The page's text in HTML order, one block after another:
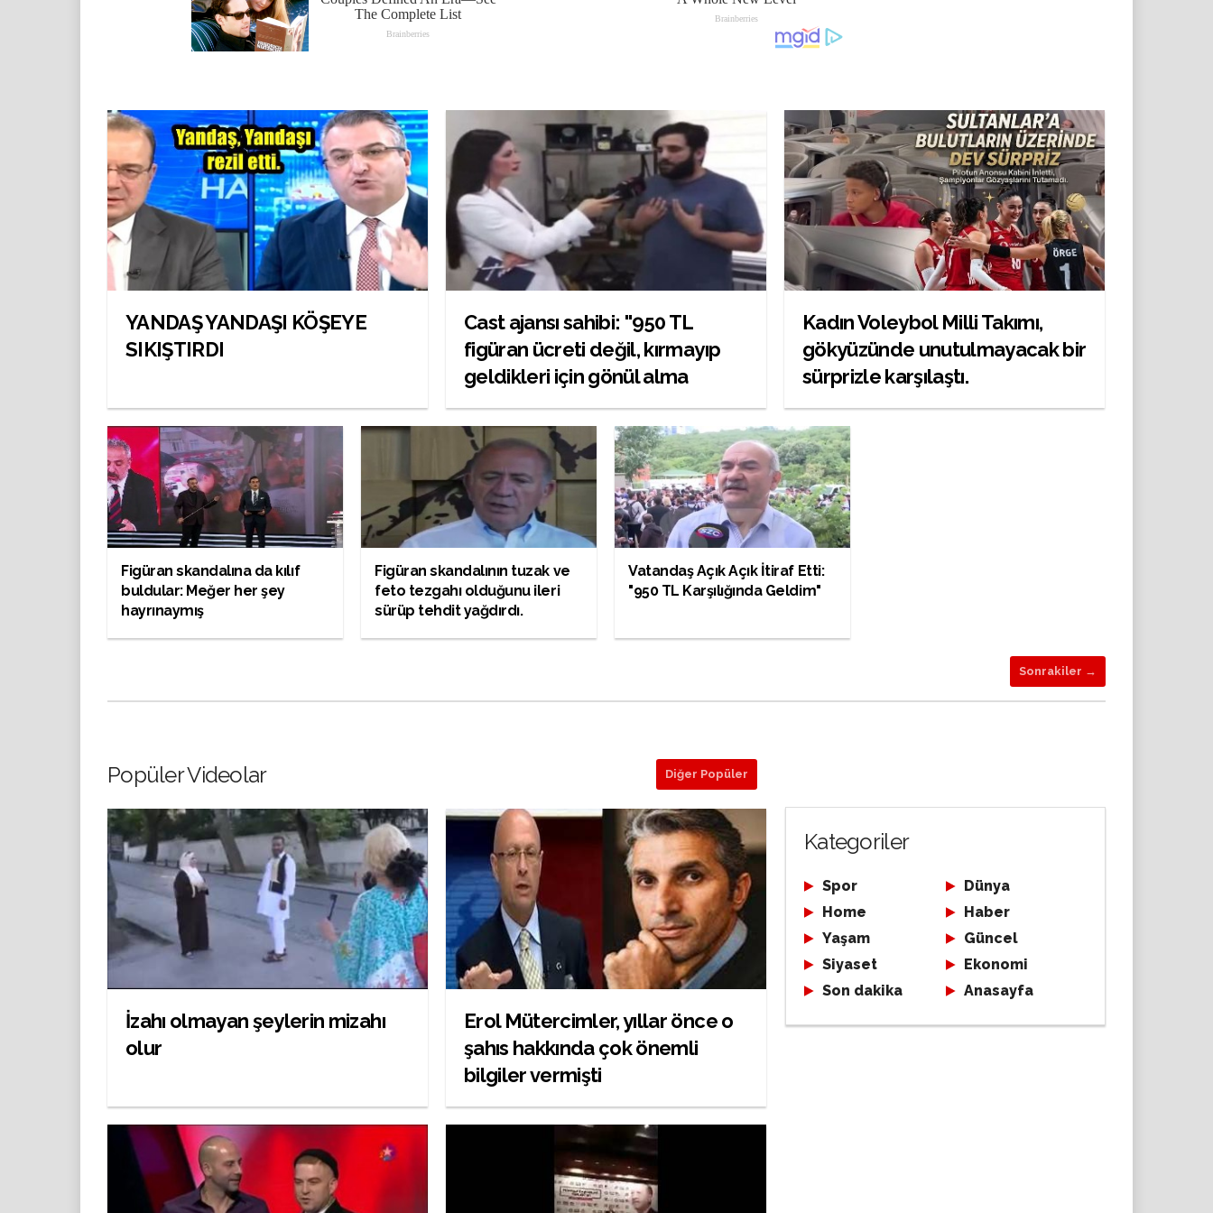
YANDAŞ YANDAŞI KÖŞEYE
SIKIŞTIRDI
Cast ajansı sahibi: ''950 TL
figüran ücreti değil, kırmayıp
geldikleri için gönül alma
parasıydı''
Kadın Voleybol Milli Takımı,
gökyüzünde unutulmayacak bir
sürprizle karşılaştı.
Figüran skandalına da kılıf
buldular: Meğer her şey
hayrınaymış
Figüran skandalının tuzak ve
feto tezgahı olduğunu ileri
sürüp tehdit yağdırdı.
Vatandaş Açık Açık İtiraf Etti:
"950 TL Karşılığında Geldim"
Sonrakiler →
Popüler Videolar Diğer Popüler
İzahı olmayan şeylerin mizahı
olur
Erol Mütercimler, yıllar önce o
şahıs hakkında çok önemli
bilgiler vermişti
Kategoriler
Spor
Dünya
Home
Haber
Yaşam
Güncel
Siyaset
Ekonomi
Son dakika
Anasayfa